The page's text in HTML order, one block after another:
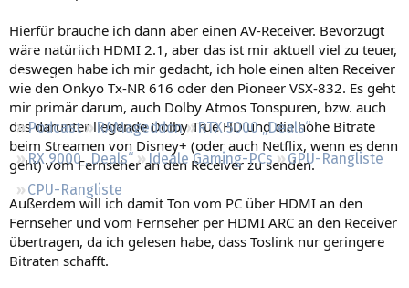
Leserartikel
Regeln
Podcast RAMageddon
RTX 5000 „Deals“
RX 9000 „Deals“
Ideale Gaming-PCs
GPU-Rangliste
CPU-Rangliste
Hierfür brauche ich dann aber einen AV-Receiver. Bevorzugt
wäre natürlich HDMI 2.1, aber das ist mir aktuell viel zu teuer,
deswegen habe ich mir gedacht, ich hole einen alten Receiver
wie den Onkyo Tx-NR 616 oder den Pioneer VSX-832. Es geht
mir primär darum, auch Dolby Atmos Tonspuren, bzw. auch
das darunter liegende Dolby True HD und die hohe Bitrate
beim Streamen von Disney+ (oder auch Netflix, wenn es denn
geht) vom Fernseher an den Receiver zu senden.
Außerdem will ich damit Ton vom PC über HDMI an den
Fernseher und vom Fernseher per HDMI ARC an den Receiver
übertragen, da ich gelesen habe, dass Toslink nur geringere
Bitraten schafft.